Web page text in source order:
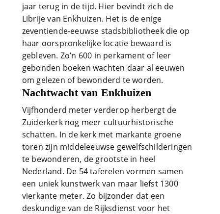
jaar terug in de tijd. Hier bevindt zich de
Librije van Enkhuizen. Het is de enige
zeventiende-eeuwse stadsbibliotheek die op
haar oorspronkelijke locatie bewaard is
gebleven. Zo’n 600 in perkament of leer
gebonden boeken wachten daar al eeuwen
om gelezen of bewonderd te worden.
Nachtwacht van Enkhuizen
Vijfhonderd meter verderop herbergt de
Zuiderkerk nog meer cultuurhistorische
schatten. In de kerk met markante groene
toren zijn middeleeuwse gewelfschilderingen
te bewonderen, de grootste in heel
Nederland. De 54 taferelen vormen samen
een uniek kunstwerk van maar liefst 1300
vierkante meter. Zo bijzonder dat een
deskundige van de Rijksdienst voor het